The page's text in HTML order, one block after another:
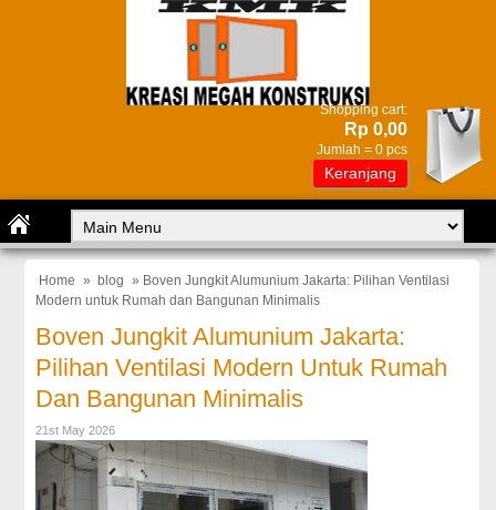
Shopping cart:
Rp 0,00
Jumlah = 0 pcs
Keranjang
Home » blog » Boven Jungkit Alumunium Jakarta: Pilihan Ventilasi
Modern untuk Rumah dan Bangunan Minimalis
Boven Jungkit Alumunium Jakarta:
Pilihan Ventilasi Modern Untuk Rumah
Dan Bangunan Minimalis
21st May 2026